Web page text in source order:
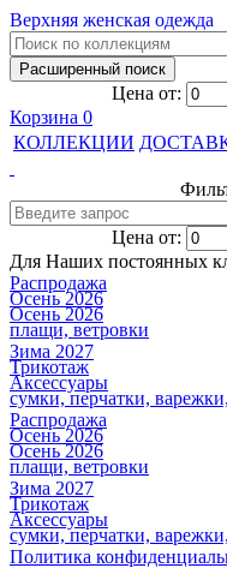
Верхняя женская одежда
Цена от:
Корзина 0
КОЛЛЕКЦИИ
Цена от:
Для Наших постоянных
Распродажа
Осень 2026
Осень 2026
плащи, ветровки
Зима 2027
Трикотаж
Аксессуары
сумки, перчатки,
Распродажа
Осень 2026
Осень 2026
плащи, ветровки
Зима 2027
Трикотаж
Аксессуары
сумки, перчатки,
Политика